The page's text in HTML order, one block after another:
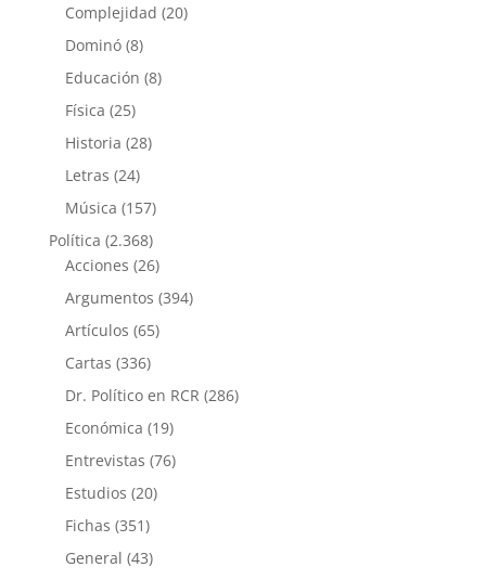
Complejidad (20)
Dominó(8)
Educación (8)
Física (25)
Historia (28)
Letras (24)
Música (157)
Política (2.368)
Acciones (26)
Argumentos (394)
Artículos (65)
Cartas (336)
Dr. Político en RCR (286)
Económica (19)
Entrevistas (76)
Estudios (20)
Fichas (351)
General (43)